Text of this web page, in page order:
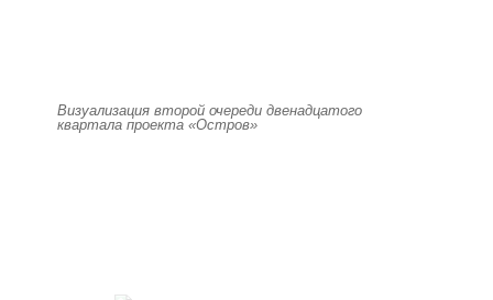
Визуализация второй очереди двенадцатого
квартала проекта «Остров»